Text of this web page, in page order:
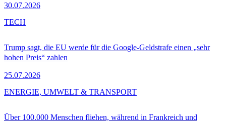
30.07.2026
Trump sagt, die EU werde für die Google-Geldstrafe einen „sehr
hohen Preis“ zahlen
25.07.2026
TECH
Über 100.000 Menschen fliehen, während in Frankreich und
ENERGIE, UMWELT & TRANSPORT